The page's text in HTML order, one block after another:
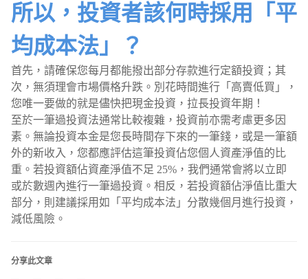
所以，投資者該何時採用「平
均成本法」？
首先，請確保您每月都能撥出部分存款進行定額投資；其
次，無須理會市場價格升跌。別花時間進行「高賣低買」，
您唯一要做的就是儘快把現金投資，拉長投資年期！
至於一筆過投資法通常比較複雜，投資前亦需考慮更多因
素。無論投資本金是您長時間存下來的一筆錢，或是一筆額
外的新收入，您都應評估這筆投資佔您個人資產淨值的比
重。若投資額佔資產淨值不足 25%，我們通常會將以立即
或於數週內進行一筆過投資。相反，若投資額佔淨值比重大
部分，則建議採用如「平均成本法」分散幾個月進行投資，
減低風險。
分享此文章